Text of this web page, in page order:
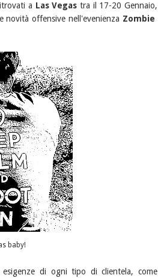
a Las Vegas tra il 17-20 Gennaio,
offensive nell'evenienza Zombie
baby!
di ogni tipo di clientela, come